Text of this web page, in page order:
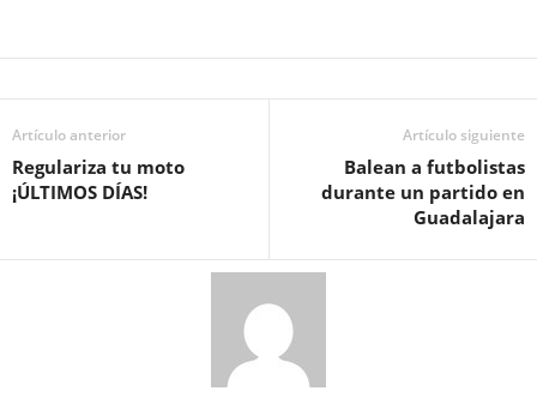
Artículo anterior
Regulariza tu moto
¡ÚLTIMOS DÍAS!
Artículo siguiente
Balean a futbolistas
durante un partido en
Guadalajara